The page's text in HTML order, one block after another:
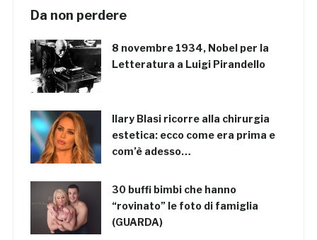
Da non perdere
8 novembre 1934, Nobel per la
Letteratura a Luigi Pirandello
Ilary Blasi ricorre alla chirurgia
estetica: ecco come era prima e
com’è adesso…
30 buffi bimbi che hanno
“rovinato” le foto di famiglia
(GUARDA)